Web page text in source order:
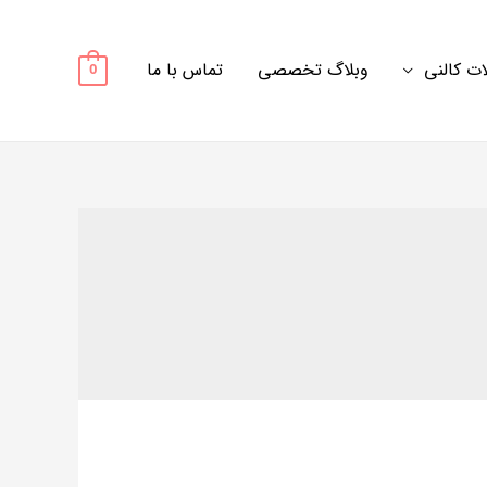
کالنی وبلاگ تخصصی تماس با ما 0